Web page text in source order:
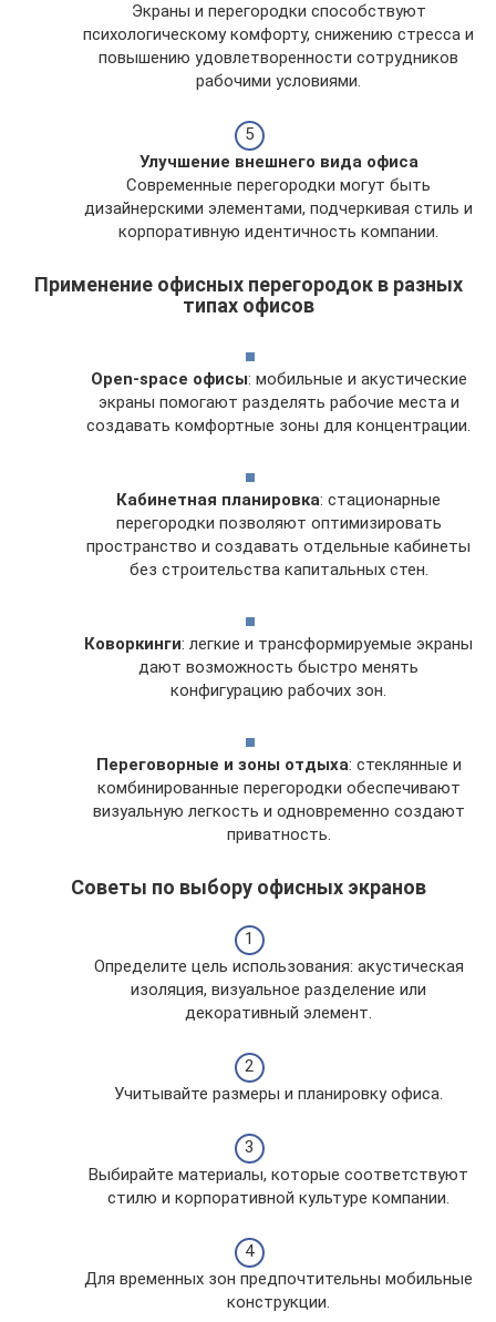
Экраны и перегородки способствуют
психологическому комфорту, снижению стресса и
повышению удовлетворенности сотрудников
рабочими условиями.
Улучшение внешнего вида офиса
Современные перегородки могут быть
дизайнерскими элементами, подчеркивая стиль и
корпоративную идентичность компании.
Применение офисных перегородок в разных
типах офисов
Open-space офисы: мобильные и акустические
экраны помогают разделять рабочие места и
создавать комфортные зоны для концентрации.
Кабинетная планировка: стационарные
перегородки позволяют оптимизировать
пространство и создавать отдельные кабинеты
без строительства капитальных стен.
Коворкинги: легкие и трансформируемые экраны
дают возможность быстро менять
конфигурацию рабочих зон.
Переговорные и зоны отдыха: стеклянные и
комбинированные перегородки обеспечивают
визуальную легкость и одновременно создают
приватность.
Советы по выбору офисных экранов
Определите цель использования: акустическая
изоляция, визуальное разделение или
декоративный элемент.
Учитывайте размеры и планировку офиса.
Выбирайте материалы, которые соответствуют
стилю и корпоративной культуре компании.
Для временных зон предпочтительны мобильные
конструкции.